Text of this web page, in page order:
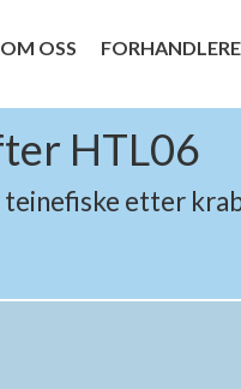
OM OSS FORHANDLERE
HTL06
etter